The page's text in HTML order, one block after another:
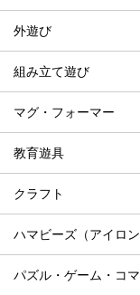
外遊び
組み立て遊び
マグ・フォーマー
教育遊具
クラフト
ハマビーズ（アイロン
パズル・ゲーム・コマ